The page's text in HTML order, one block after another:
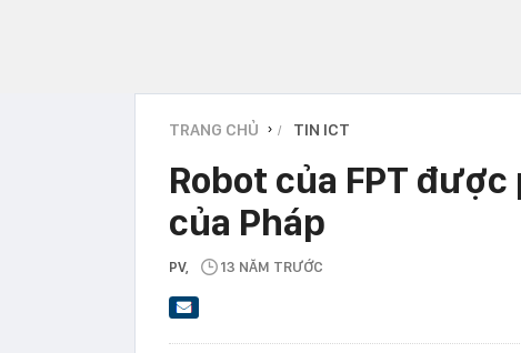
TRANG CHỦ › TIN ICT
Robot của FPT
của Pháp
PV, 13 NĂM TRƯỚC